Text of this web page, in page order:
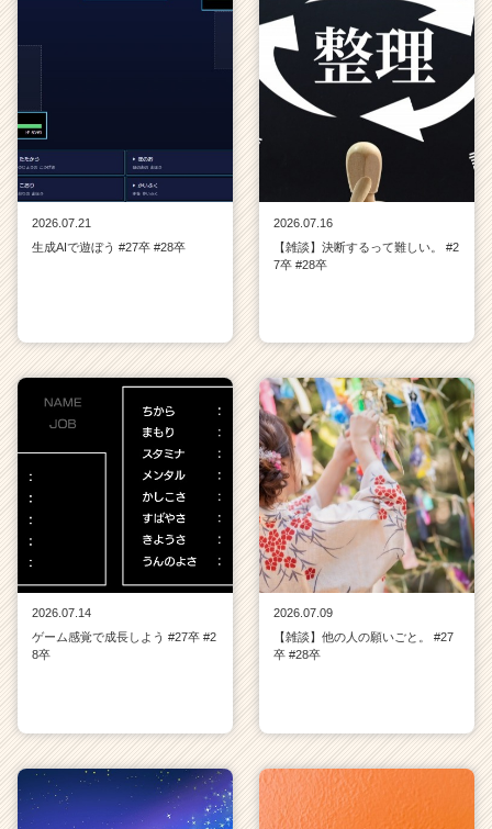
2026.07.21
生成AIで遊ぼう #27卒 #28卒
2026.07.16
【雑談】決断するって難しい。 #2
7卒 #28卒
2026.07.14
ゲーム感覚で成長しよう #27卒 #2
8卒
2026.07.09
【雑談】他の人の願いごと。 #27
卒 #28卒